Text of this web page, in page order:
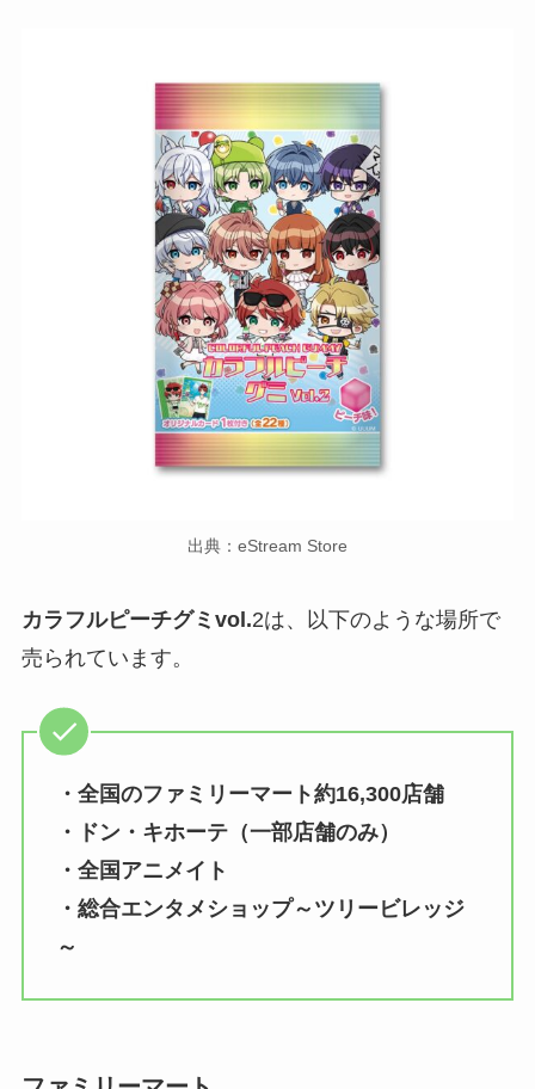
出典：eStream Store
カラフルピーチグミvol.2は、以下のような場所で
売られています。
・ 全国のファミリーマート約16,300店舗
・
ドン・キホーテ（一部店舗のみ）
・ 全国アニメイト
・総合エンタメショップ～ツリービレッジ
～